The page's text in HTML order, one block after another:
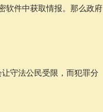
软件中获取情报。那么政府
守法公民受限，而犯罪分